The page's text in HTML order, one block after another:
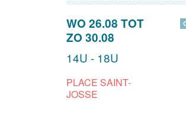
WO 26.08 TOT
ZO 30.08
14U - 18U
PLACE SAINT-
JOSSE